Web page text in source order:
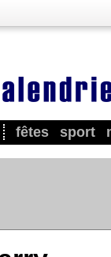
fêtes sport